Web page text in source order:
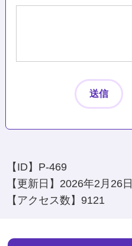
【ID】 P-469
【更新日】 2026年2月26日
【アクセス数】9121